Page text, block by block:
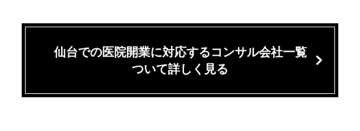
仙台での医院開業に対応するコンサル会社一覧
ついて詳しく見る